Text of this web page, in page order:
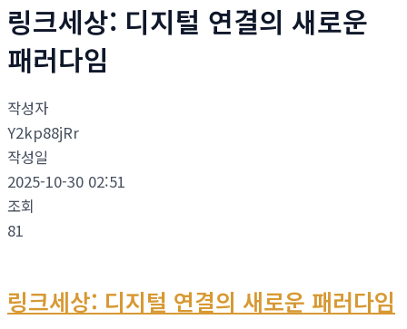
링크세상: 디지털 연결의 새로운
패러다임
작성자
Y2kp88jRr
작성일
2025-10-30 02:51
조회
81
링크세상: 디지털 연결의 새로운 패러다임